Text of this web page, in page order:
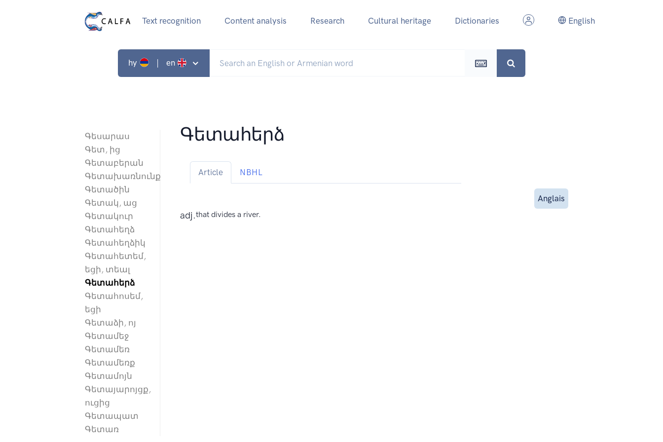
Text recognition Content analysis Research Cultural heritage Dictionaries English
hy | en
Գեսարաս
Գետ, ից
Գետաբերան
Գետախառնունք
Գետածին
Գետակ, աց
Գետակուր
Գետահեղձ
Գետահեղձիկ
Գետահետեմ,
եցի, տեալ
Գետահերձ
Գետահոսեմ,
եցի
Գետաձի, ոյ
Գետամեջ
Գետամեռ
Գետամեռք
Գետամոյն
Գետայարոյցք,
ուցից
Գետապատ
Գետառ
Գետահերձ
Article NBHL
Anglais
adj.that divides a river.